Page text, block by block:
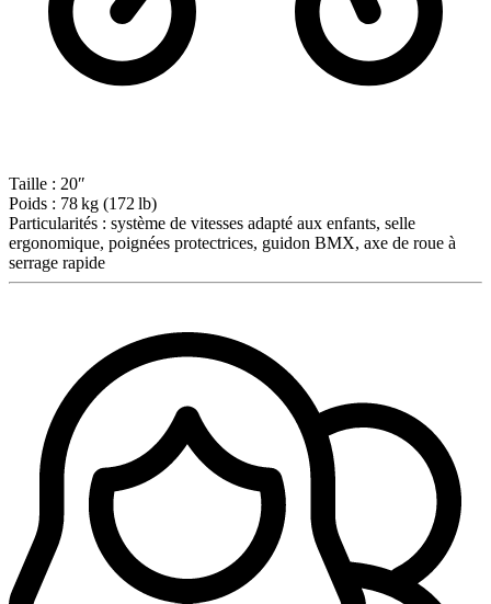
Taille : 20″
Poids : 78 kg (172 lb)
Particularités : système de vitesses adapté aux enfants, selle
ergonomique, poignées protectrices, guidon BMX, axe de roue à
serrage rapide